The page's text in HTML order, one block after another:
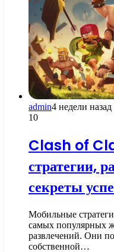
admin4 недели назад
10
Clash of
стратегии,
секреты
Мобильные
самых популярных
развлечений. Они
собственной…